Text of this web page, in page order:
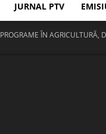
JURNAL PTV
PROGRAME ÎN AGRICULTURĂ,